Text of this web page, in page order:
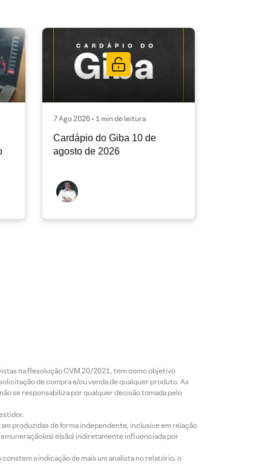
7 Ago 2026 • 1 min de leitura
Cardápio do Giba 10 de
agosto de 2026
na Resolução CVM 20/2021, tem como objetivo
de compra e/ou venda de qualquer produto. As
se responsabiliza por qualquer decisão tomada pelo
produzidas de forma independente, inclusive em relação
é(são) indiretamente influenciada por
a indicação de mais um analista no relatório, o